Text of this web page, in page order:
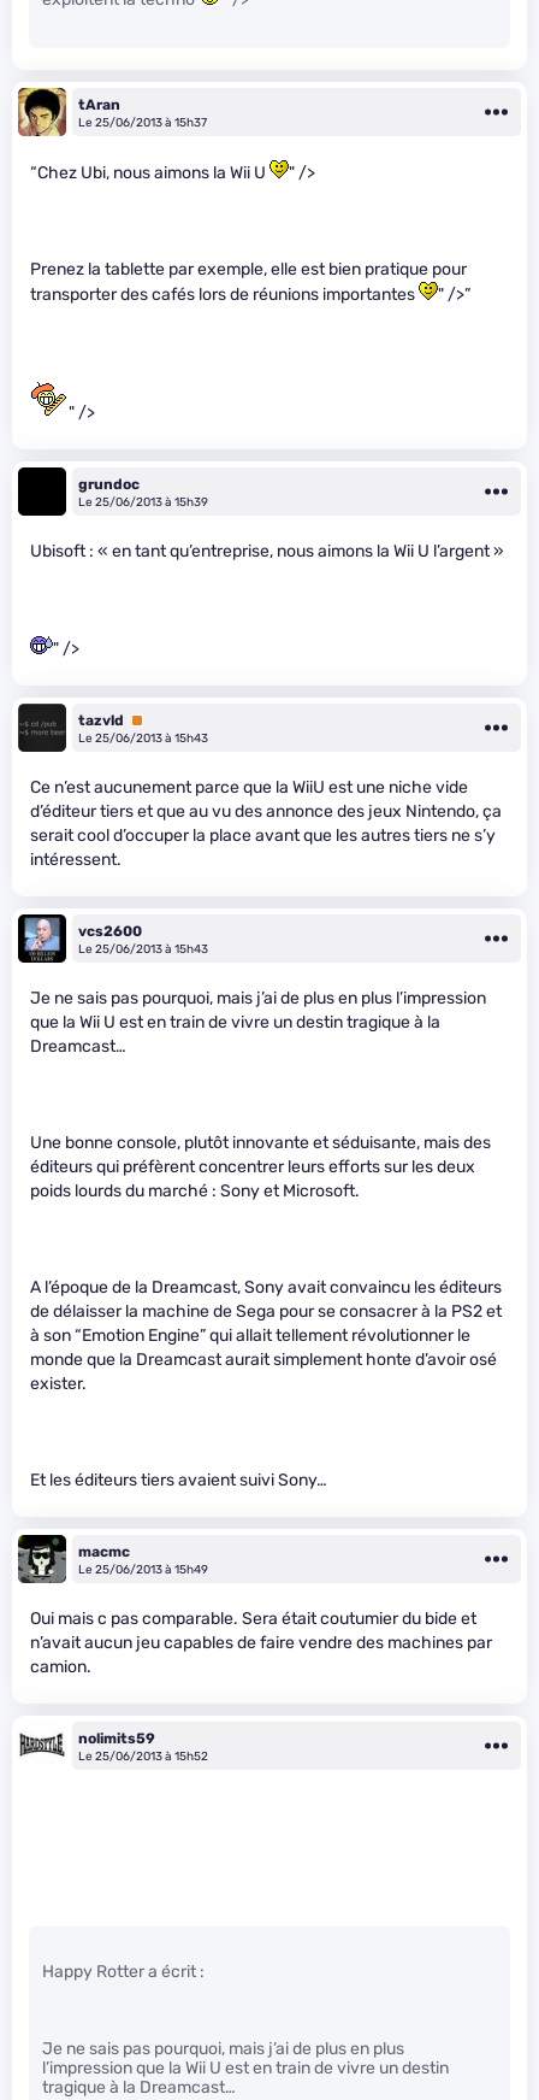
tAran
Le 25/06/2013 à 15h37
“Chez Ubi, nous aimons la Wii U " />
Prenez la tablette par exemple, elle est bien pratique pour
transporter des cafés lors de réunions importantes
" />”
" />
grundoc
Le 25/06/2013 à 15h39
Ubisoft : « en tant qu’entreprise, nous aimons la Wii U l’argent »
" />
tazvld
Premium
Le 25/06/2013 à 15h43
Ce n’est aucunement parce que la WiiU est une niche vide
d’éditeur tiers et que au vu des annonce des jeux Nintendo, ça
serait cool d’occuper la place avant que les autres tiers ne s’y
intéressent.
vcs2600
Le 25/06/2013 à 15h43
Je ne sais pas pourquoi, mais j’ai de plus en plus l’impression
que la Wii U est en train de vivre un destin tragique à la
Dreamcast…
Une bonne console, plutôt innovante et séduisante, mais des
éditeurs qui préfèrent concentrer leurs efforts sur les deux
poids lourds du marché : Sony et Microsoft.
A l’époque de la Dreamcast, Sony avait convaincu les éditeurs
de délaisser la machine de Sega pour se consacrer à la PS2 et
à son “Emotion Engine” qui allait tellement révolutionner le
monde que la Dreamcast aurait simplement honte d’avoir osé
exister.
Et les éditeurs tiers avaient suivi Sony…
macmc
Le 25/06/2013 à 15h49
Oui mais c pas comparable. Sera était coutumier du bide et
n’avait aucun jeu capables de faire vendre des machines par
camion.
nolimits59
Le 25/06/2013 à 15h52
Happy Rotter a écrit :
Je ne sais pas pourquoi, mais j’ai de plus en plus
l’impression que la Wii U est en train de vivre un destin
tragique à la Dreamcast…